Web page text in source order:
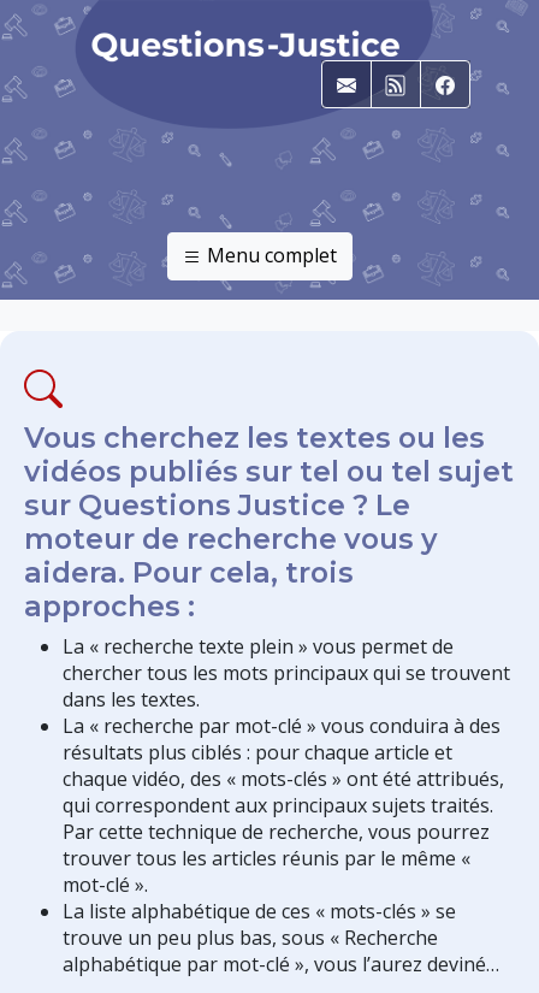
E-mailRSS
Menu complet
Vous cherchez les textes ou les
vidéos publiés sur tel ou tel sujet
sur Questions Justice ? Le
moteur de recherche vous y
aidera. Pour cela, trois
approches :
La « recherche texte plein » vous permet de
chercher tous les mots principaux qui se trouvent
dans les textes.
La « recherche par mot-clé » vous conduira à des
résultats plus ciblés : pour chaque article et
chaque vidéo, des « mots-clés » ont été attribués,
qui correspondent aux principaux sujets traités.
Par cette technique de recherche, vous pourrez
trouver tous les articles réunis par le même «
mot-clé ».
La liste alphabétique de ces « mots-clés » se
trouve un peu plus bas, sous « Recherche
alphabétique par mot-clé », vous l’aurez deviné…